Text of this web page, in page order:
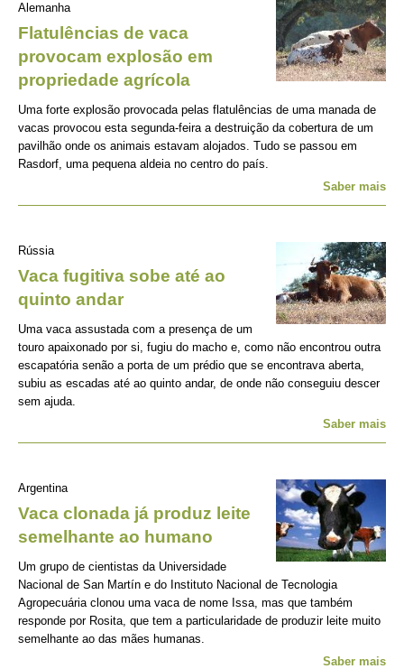
Alemanha
Flatulências de vaca
provocam explosão em
propriedade agrícola
Uma forte explosão provocada pelas flatulências de uma manada de
vacas provocou esta segunda-feira a destruição da cobertura de um
pavilhão onde os animais estavam alojados. Tudo se passou em
Rasdorf, uma pequena aldeia no centro do país.
Saber mais
Rússia
Vaca fugitiva sobe até ao
quinto andar
Uma vaca assustada com a presença de um
touro apaixonado por si, fugiu do macho e, como não encontrou outra
escapatória senão a porta de um prédio que se encontrava aberta,
subiu as escadas até ao quinto andar, de onde não conseguiu descer
sem ajuda.
Saber mais
Argentina
Vaca clonada já produz leite
semelhante ao humano
Um grupo de cientistas da Universidade
Nacional de San Martín e do Instituto Nacional de Tecnologia
Agropecuária clonou uma vaca de nome Issa, mas que também
responde por Rosita, que tem a particularidade de produzir leite muito
semelhante ao das mães humanas.
Saber mais